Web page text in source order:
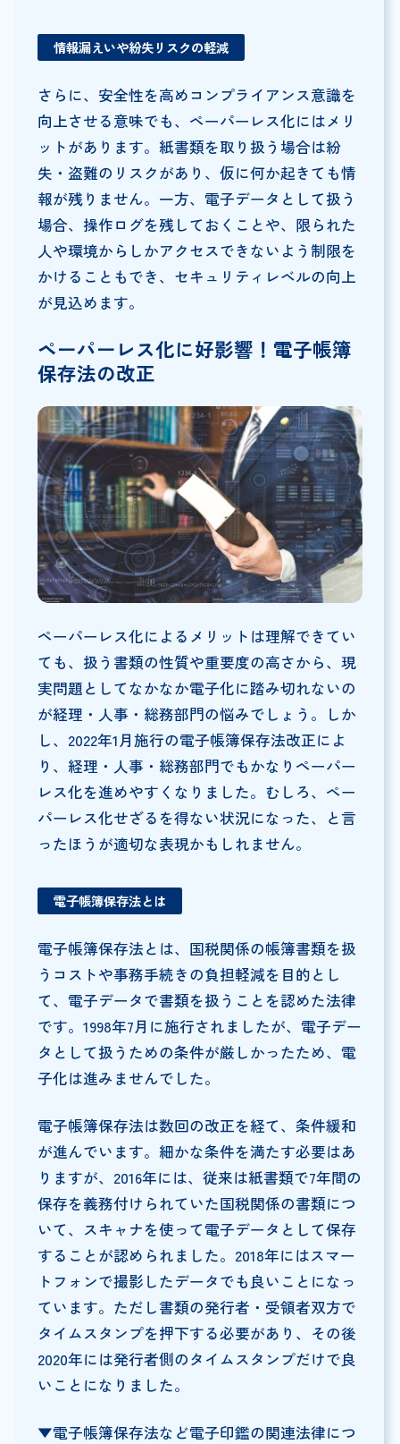
情報漏えいや紛失リスクの軽減
さらに、安全性を高めコンプライアンス意識を
向上させる意味でも、ペーパーレス化にはメリ
ットがあります。紙書類を取り扱う場合は紛
失・盗難のリスクがあり、仮に何か起きても情
報が残りません。一方、電子データとして扱う
場合、操作ログを残しておくことや、限られた
人や環境からしかアクセスできないよう制限を
かけることもでき、セキュリティレベルの向上
が見込めます。
ペーパーレス化に好影響！電子帳簿
保存法の改正
ペーパーレス化によるメリットは理解できてい
ても、扱う書類の性質や重要度の高さから、現
実問題としてなかなか電子化に踏み切れないの
が経理・人事・総務部門の悩みでしょう。しか
し、2022年1月施行の電子帳簿保存法改正によ
り、経理・人事・総務部門でもかなりペーパー
レス化を進めやすくなりました。むしろ、ペー
パーレス化せざるを得ない状況になった、と言
ったほうが適切な表現かもしれません。
電子帳簿保存法とは
電子帳簿保存法とは、国税関係の帳簿書類を扱
うコストや事務手続きの負担軽減を目的とし
て、電子データで書類を扱うことを認めた法律
です。1998年7月に施行されましたが、電子デー
タとして扱うための条件が厳しかったため、電
子化は進みませんでした。
電子帳簿保存法は数回の改正を経て、条件緩和
が進んでいます。細かな条件を満たす必要はあ
りますが、2016年には、従来は紙書類で7年間の
保存を義務付けられていた国税関係の書類につ
いて、スキャナを使って電子データとして保存
することが認められました。2018年にはスマー
トフォンで撮影したデータでも良いことになっ
ています。ただし書類の発行者・受領者双方で
タイムスタンプを押下する必要があり、その後
2020年には発行者側のタイムスタンプだけで良
いことになりました。
▼電子帳簿保存法など電子印鑑の関連法律につ